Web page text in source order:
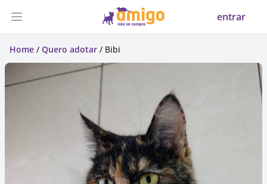
Abrir menu entrar
Home / Quero adotar / Bibi